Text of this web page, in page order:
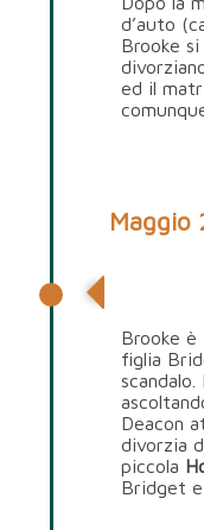
d’auto
Brooke
ed il
Maggio
Brooke è
figlia
Deacon
divorzia
piccola
Bridget e